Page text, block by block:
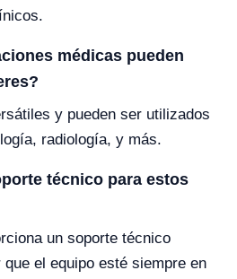
médicas pueden
y pueden ser utilizados
radiología, y más.
técnico para estos
un soporte técnico
el equipo esté siempre en